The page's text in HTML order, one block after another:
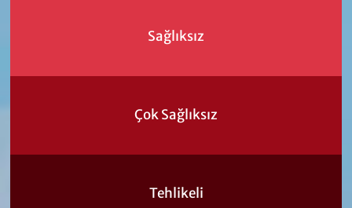
Sağlıksız
Çok Sağlıksız
Tehlikeli